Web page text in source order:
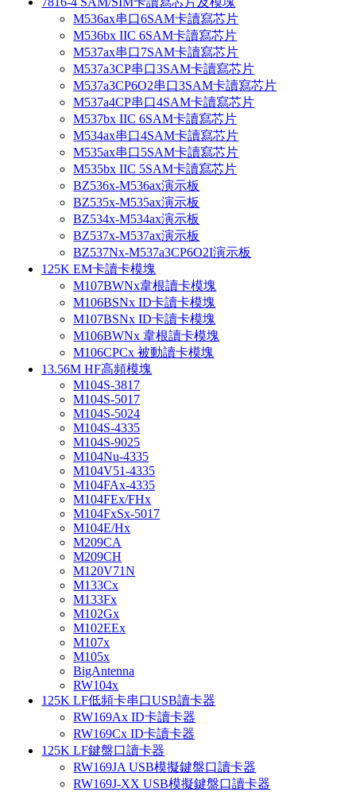
M536ax串口6SAM卡讀寫芯片
M536bx IIC 6SAM卡讀寫芯片
M537ax串口7SAM卡讀寫芯片
M537a3CP串口3SAM卡讀寫芯片
M537a3CP6O2串口3SAM卡讀寫芯片
M537a4CP串口4SAM卡讀寫芯片
M537bx IIC 6SAM卡讀寫芯片
M534ax串口4SAM卡讀寫芯片
M535ax串口5SAM卡讀寫芯片
M535bx IIC 5SAM卡讀寫芯片
BZ536x-M536ax演示板
BZ535x-M535ax演示板
BZ534x-M534ax演示板
BZ537x-M537ax演示板
BZ537Nx-M537a3CP6O2I演示板
125K EM卡讀卡模塊
M107BWNx韋根讀卡模塊
M106BSNx ID卡讀卡模塊
M107BSNx ID卡讀卡模塊
M106BWNx 韋根讀卡模塊
M106CPCx 被動讀卡模塊
13.56M HF高頻模塊
M104S-3817
M104S-5017
M104S-5024
M104S-4335
M104S-9025
M104Nu-4335
M104V51-4335
M104FAx-4335
M104FEx/FHx
M104FxSx-5017
M104E/Hx
M209CA
M209CH
M120V71N
M133Cx
M133Fx
M102Gx
M102EEx
M107x
M105x
BigAntenna
RW104x
125K LF低頻卡串口USB讀卡器
RW169Ax ID卡讀卡器
RW169Cx ID卡讀卡器
125K LF鍵盤口讀卡器
RW169JA USB模擬鍵盤口讀卡器
RW169J-XX USB模擬鍵盤口讀卡器